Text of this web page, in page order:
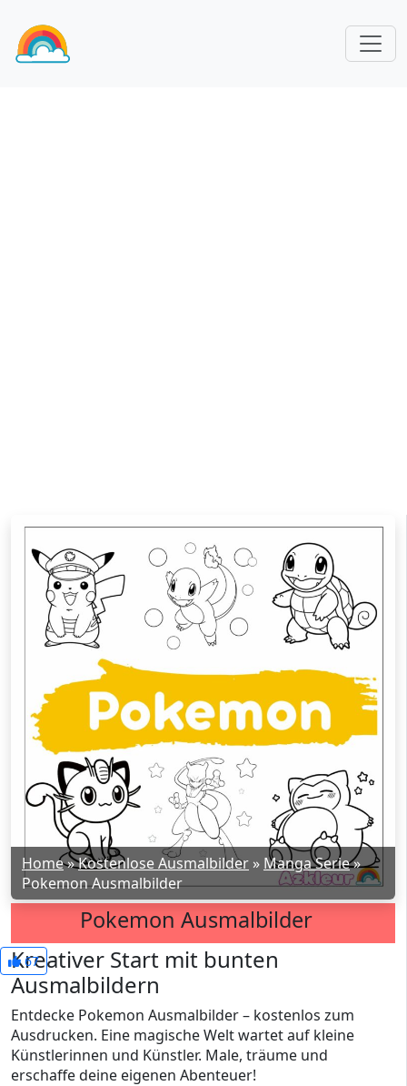
Home»Kostenlose Ausmalbilder » Manga Serie»
Pokemon Ausmalbilder
Pokemon Ausmalbilder
67
Kreativer Start mit bunten
Ausmalbildern
Entdecke Pokemon Ausmalbilder – kostenlos zum
Ausdrucken. Eine magische Welt wartet auf kleine
Künstlerinnen und Künstler. Male, träume und
erschaffe deine eigenen Abenteuer!